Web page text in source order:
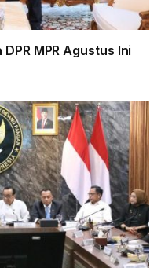
MPR Agustus Ini